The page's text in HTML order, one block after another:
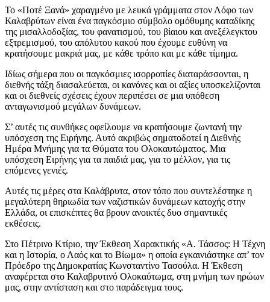
Το «Ποτέ Ξανά» χαραγμένο με λευκά γράμματα στον Λόφο των
Καλαβρύτων είναι ένα παγκόσμιο σύμβολο ομόθυμης καταδίκης
της μισαλλοδοξίας, του φανατισμού, του βίαιου και ανεξέλεγκτου
εξτρεμισμού, του απόλυτου κακού που έχουμε ευθύνη να
κρατήσουμε μακριά μας, με κάθε τρόπο και με κάθε τίμημα.
Ιδίως σήμερα που οι παγκόσμιες ισορροπίες διαταράσσονται, η
διεθνής τάξη διασαλεύεται, οι κανόνες και οι αξίες υποσκελίζονται
και οι διεθνείς σχέσεις έχουν περιπέσει σε μια υπόθεση
ανταγωνισμού μεγάλων δυνάμεων.
Σ’ αυτές τις συνθήκες οφείλουμε να κρατήσουμε ζωντανή την
υπόσχεση της Ειρήνης. Αυτό ακριβώς σηματοδοτεί η Διεθνής
Ημέρα Μνήμης για τα Θύματα του Ολοκαυτώματος. Μια
υπόσχεση Ειρήνης για τα παιδιά μας, για το μέλλον, για τις
επόμενες γενιές.
Αυτές τις μέρες στα Καλάβρυτα, στον τόπο που συντελέστηκε η
μεγαλύτερη θηριωδία των ναζιστικών δυνάμεων κατοχής στην
Ελλάδα, οι επισκέπτες θα βρουν ανοικτές δυο σημαντικές
εκθέσεις.
Στο Πέτρινο Κτίριο, την Έκθεση Χαρακτικής «Α. Τάσσος: Η Τέχνη
και η Ιστορία, ο Λαός και το Βίωμα» η οποία εγκαινιάστηκε απ’ τον
Πρόεδρο της Δημοκρατίας Κωνσταντίνο Τασούλα. Η Έκθεση
αναφέρεται στο Καλαβρυτινό Ολοκαύτωμα, στη μνήμη των ηρώων
μας, στην αντίσταση και στο παράδειγμα τους.